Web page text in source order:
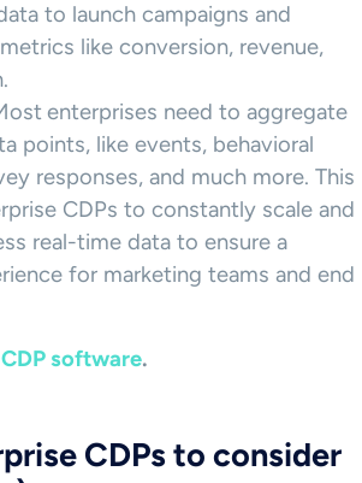
to launch campaigns and
like conversion, revenue,
enterprises need to aggregate
points, like events, behavioral
responses, and much more. This
CDPs to constantly scale and
real-time data to ensure a
for marketing teams and end
CDP software.
CDPs to consider